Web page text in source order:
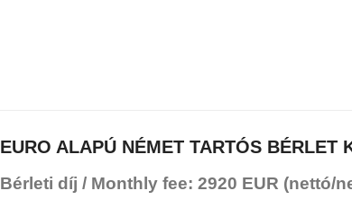
EURO ALAPÚ NÉMET TARTÓS BÉRLET
Bérleti díj / Monthly fee: 2920 EUR (nettó/